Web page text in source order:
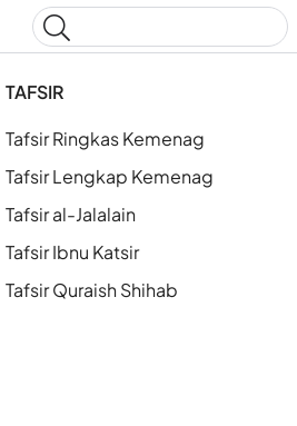
TAFSIR
Tafsir Ringkas Kemenag
Tafsir Lengkap Kemenag
Tafsir al-Jalalain
Tafsir Ibnu Katsir
Tafsir Quraish Shihab